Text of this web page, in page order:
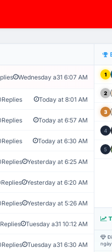
THỐNG GIÁM SÁT TỰ
Wednesday a31 6:07 AM
Replies Today at 8:01 AM
Replies Today at 6:57 AM
Replies Today at 6:30 AM
Replies Yesterday at 6:25 AM
Replies Yesterday at 6:20 AM
Replies Yesterday at 5:26 AM
Replies Tuesday a31 10:12 AM
Replies Tuesday a31 6:30 AM
1
2
3
4
5